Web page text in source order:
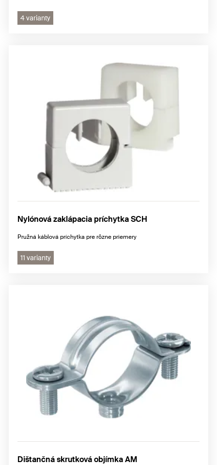
4 varianty
Nylónová zaklápacia príchytka SCH
Pružná káblová príchytka pre rôzne priemery
11 varianty
Dištančná skrutková objímka AM